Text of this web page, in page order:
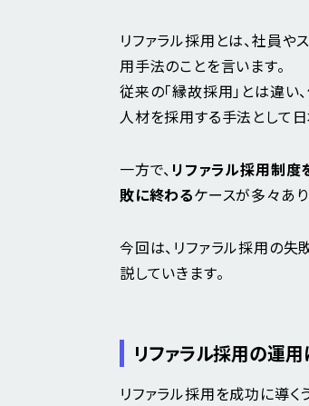
リファラル採用とは、社員や
用手法のことを言います。
従来の「縁故採用」とは違
人材を採用する手法として
一方で、 リファラル採用制度
敗に終わるケースが多々あり
今回は、リファラル採用の
説していきます。
リファラル採用の運
リファラル採用を成功に導く